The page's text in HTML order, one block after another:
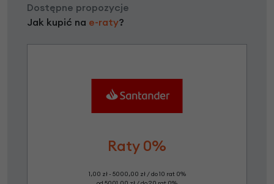
Dostępne propozycje
Jak kupić na e-raty?
Raty 0%
1,00 zł - 5000,00 zł / do 10 rat 0%